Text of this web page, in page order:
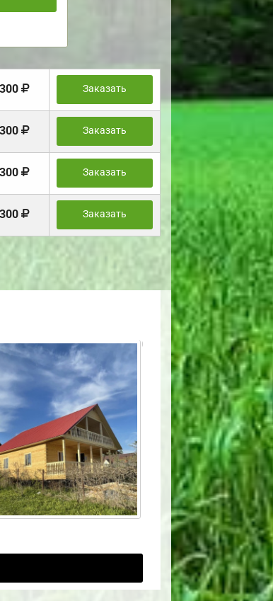
Заказать
Заказать
Заказать
Заказать